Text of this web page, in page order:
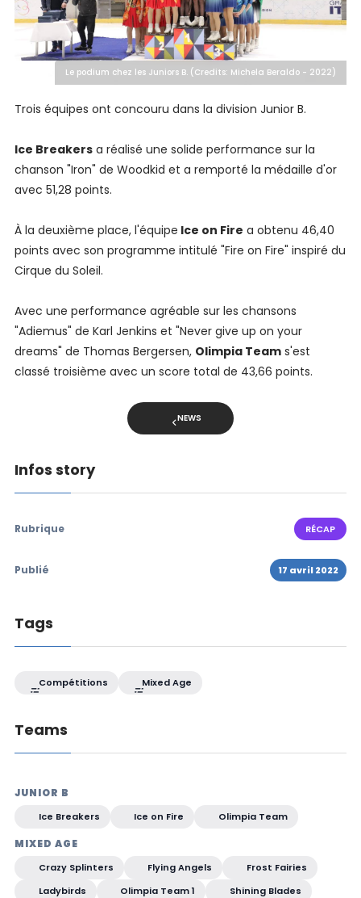
Le podium chez les Juniors B. (Credits: Michela Beraldo - 2022)
Trois équipes ont concouru dans la division Junior B.
Ice Breakersa réalisé une solide performance sur la
chanson "Iron" de Woodkid et a remporté la médaille d'or
avec 51,28 points.
À la deuxième place, l'équipe Ice on Fire a obtenu 46,40
points avec son programme intitulé "Fire on Fire" inspiré du
Cirque du Soleil.
Avec une performance agréable sur les chansons
"Adiemus" de Karl Jenkins et "Never give up on your
dreams" de Thomas Bergersen, Olimpia Teams'est
classé troisième avec un score total de 43,66 points.
NEWS
Infos story
Rubrique RÉCAP
Publié 17 avril 2022
Tags
Compétitions Mixed Age
Teams
JUNIOR B
Ice Breakers Ice on Fire Olimpia Team
MIXED AGE
Crazy Splinters Flying Angels
Frost Fairies
Ladybirds
Olimpia Team 1
Shining Blades